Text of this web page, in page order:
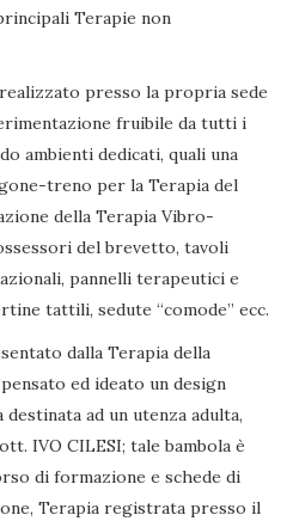
Terapie non
presso la propria sede
fruibile da tutti i
ambienti dedicati, quali una
treno per la Terapia del
della Terapia Vibro-
del brevetto, tavoli
pannelli terapeutici e
tattili, sedute “comode” ecc.
dalla Terapia della
ed ideato un design
ad un utenza adulta,
IVO CILESI; tale bambola è
di formazione e schede di
Terapia registrata presso il